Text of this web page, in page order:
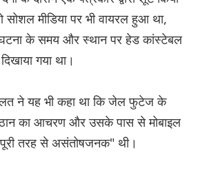
सोशल मीडिया पर भी वायरल हुआ था,
के समय और स्थान पर हेड कांस्टेबल
गया था।
ने यह भी कहा था कि जेल फुटेज के
का आचरण और उसके पास से मोबाइल
तरह से असंतोषजनक" थी।